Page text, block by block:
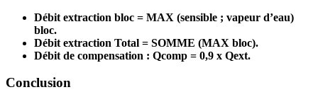
Débit extraction bloc = MAX (sensible ; vapeur d’eau)
bloc.
Débit extraction Total = SOMME (MAX bloc).
Débit de compensation : Qcomp = 0,9 x Qext.
Conclusion